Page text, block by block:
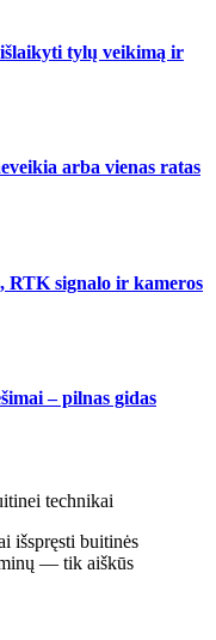
tylų veikimą ir
arba vienas ratas
RTK signalo ir kameros
– pilnas gidas
technikai
išspręsti buitinės
— tik aiškūs